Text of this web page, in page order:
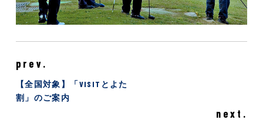
prev.
【全国対象】「VISITとよた
割」のご案内
next.